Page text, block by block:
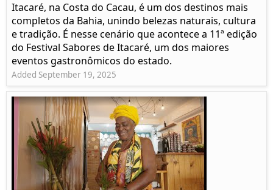
Itacaré, na Costa do Cacau, é um dos destinos mais
completos da Bahia, unindo belezas naturais, cultura
e tradição. É nesse cenário que acontece a 11ª edição
do Festival Sabores de Itacaré, um dos maiores
eventos gastronômicos do estado.
Added September 19, 2025